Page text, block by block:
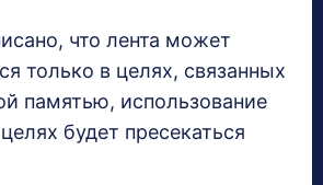
что лента может
только в целях, связанных
памятью, использование
будет пресекаться